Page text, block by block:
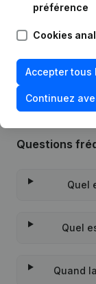
Date
Questions
Quel
Quel
Quand
préférence
Cookies
Accepter tous
Continuez